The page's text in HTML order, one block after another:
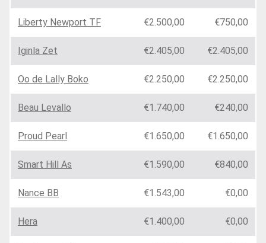
Liberty Newport TF €2.500,00 €750,00
Iginla Zet €2.405,00 €2.405,00
Oo de Lally Boko €2.250,00 €2.250,00
Beau Levallo €1.740,00 €240,00
Proud Pearl €1.650,00 €1.650,00
Smart Hill As €1.590,00 €840,00
Nance BB €1.543,00 €0,00
Hera €1.400,00 €0,00